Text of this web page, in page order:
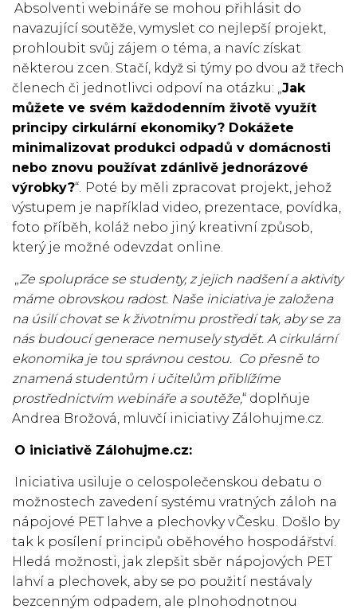
Absolventi webináře se mohou přihlásit do
navazující soutěže, vymyslet co nejlepší projekt,
prohloubit svůj zájem o téma, a navíc získat
některou z cen. Stačí, když si týmy po dvou až třech
členech či jednotlivci odpoví na otázku: „Jak
můžete ve svém každodenním životě využít
principy cirkulární ekonomiky? Dokážete
minimalizovat produkci odpadů v domácnosti
nebo znovu používat zdánlivě jednorázové
výrobky?“. Poté by měli zpracovat projekt, jehož
výstupem je například video, prezentace, povídka,
foto příběh, koláž nebo jiný kreativní způsob,
který je možné odevzdat online.
„Ze spolupráce se studenty, z jejich nadšení a aktivity
máme obrovskou radost. Naše iniciativa je založena
na úsilí chovat se k životnímu prostředí tak, aby se za
nás budoucí generace nemusely stydět. A cirkulární
ekonomika je tou správnou cestou. Co přesně to
znamená studentům i učitelům přiblížíme
prostřednictvím webináře a soutěže,“ doplňuje
Andrea Brožová, mluvčí iniciativy Zálohujme.cz.
O iniciativě Zálohujme.cz:
Iniciativa usiluje o celospolečenskou debatu o
možnostech zavedení systému vratných záloh na
nápojové PET lahve a plechovky v Česku. Došlo by
tak k posílení principů oběhového hospodářství.
Hledá možnosti, jak zlepšit sběr nápojových PET
lahví a plechovek, aby se po použití nestávaly
bezcenným odpadem, ale plnohodnotnou